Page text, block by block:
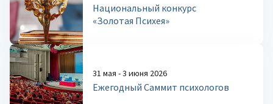
Национальный конкурс
«Золотая Психея»
31 мая - 3 июня 2026
Ежегодный Саммит психологов